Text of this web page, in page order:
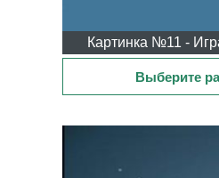
Картинка №11 -